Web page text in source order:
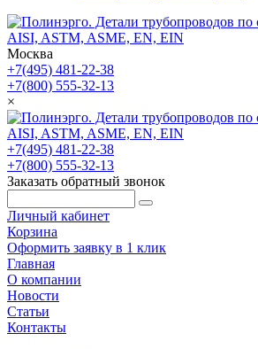
Москва
+7(495) 481-22-38
+7(800) 555-32-13
×
+7(495) 481-22-38
+7(800) 555-32-13
Заказать обратный звонок
Личный кабинет
Корзина
Оформить заявку в 1 клик
Главная
О компании
Новости
Статьи
Контакты